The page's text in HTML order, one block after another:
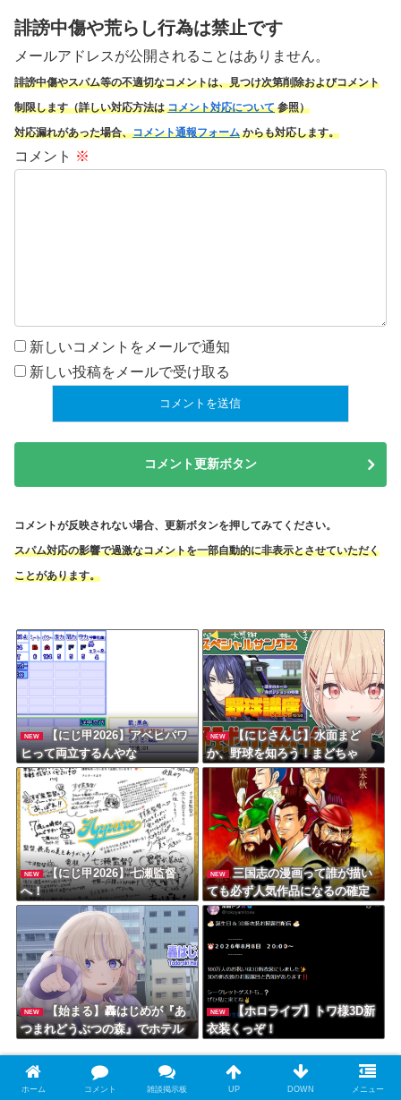
誹謗中傷や荒らし行為は禁止です
メールアドレスが公開されることはありません。
誹謗中傷やスパム等の不適切なコメントは、見つけ次第削除およびコメント
制限します（詳しい対応方法はコメント対応について参照）
対応漏れがあった場合、コメント通報フォームからも対応します。
コメント ※
新しいコメントをメールで通知
新しい投稿をメールで受け取る
コメント更新ボタン
コメントが反映されない場合、更新ボタンを押してみてください。
スパム対応の影響で過激なコメントを一部自動的に非表示とさせていただく
ことがあります。
NEW
【にじ甲2026】アベヒパワ
ヒって両立するんやな
NEW
【にじさんじ】水面まど
か、野球を知ろう！まどちゃ
「投げる方が守備なの？！」
NEW
【にじ甲2026】七瀬監督
へ！
NEW
三国志の漫画って誰が描い
ても必ず人気作品になるの確定
してね？
NEW
【始まる】轟はじめが『あ
つまれどうぶつの森』でホテル
NEW
【ホロライブ】トワ様3D新
衣装くっぞ！
NEW
【画像】【楽団V!VO】鈴木勝が挑む！RA
DWIMPS「スパークル」オンライン練習会「鈴
ホーム コメント 雑談掲示板 UP DOWN メニュー